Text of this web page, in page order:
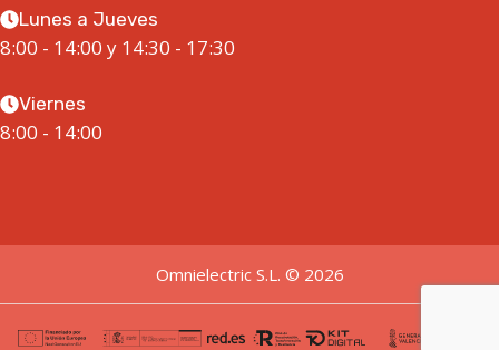
Lunes a Jueves
8:00 - 14:00 y 14:30 - 17:30
Viernes
8:00 - 14:00
Omnielectric S.L. © 2026